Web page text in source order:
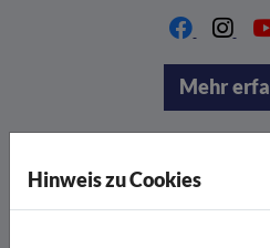
Mehr
Hinweis zu Cookies